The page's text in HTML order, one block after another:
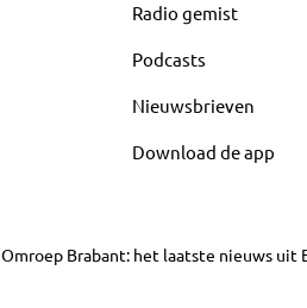
Radio gemist
Podcasts
Nieuwsbrieven
Download de app
Omroep Brabant: het laatste nieuws